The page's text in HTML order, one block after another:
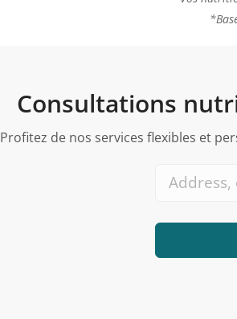
Consultations
Profitez de nos services flexibles et